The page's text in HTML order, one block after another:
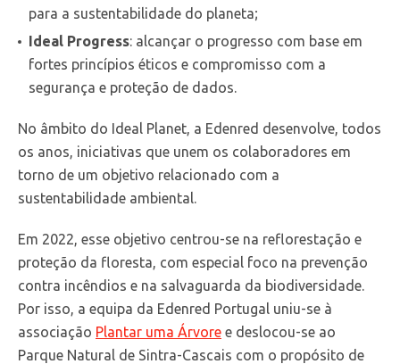
para a sustentabilidade do planeta;
Ideal Progress: alcançar o progresso com base em
fortes princípios éticos e compromisso com a
segurança e proteção de dados.
No âmbito do Ideal Planet, a Edenred desenvolve, todos
os anos, iniciativas que unem os colaboradores em
torno de um objetivo relacionado com a
sustentabilidade ambiental.
Em 2022, esse objetivo centrou-se na reflorestação e
proteção da floresta, com especial foco na prevenção
contra incêndios e na salvaguarda da biodiversidade.
Por isso, a equipa da Edenred Portugal uniu-se à
associação Plantar uma Árvore e deslocou-se ao
Parque Natural de Sintra-Cascais com o propósito de